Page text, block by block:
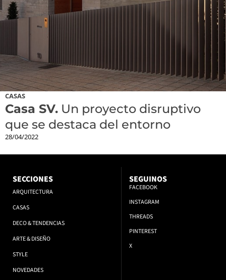
CASAS
Casa SV. Un proyecto disruptivo
que se destaca del entorno
28/04/2022
SECCIONES
ARQUITECTURA
CASAS
DECO & TENDENCIAS
ARTE & DISEÑO
STYLE
NOVEDADES
SEGUINOS
FACEBOOK
INSTAGRAM
THREADS
PINTEREST
X